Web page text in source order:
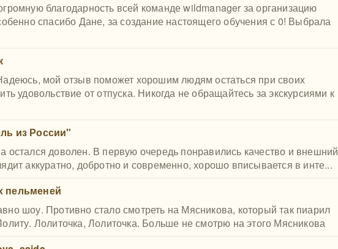
благодарность всей команде wildmanager за организацию
спасибо Дане, за создание настоящего обучения с 0! Выбрала
мой отзыв поможет хорошим людям остаться при своих
удовольствие от отпуска. Никогда не обращайтесь за экскурсиями к
из России"
остался доволен. В первую очередь понравились качество и внешний
аккуратно, добротно и современно, хорошо вписывается в инте...
пельменей
шоу. Противно стало смотреть на Мясникова, который так пиарил
Лолиточка, Лолиточка. Больше не смотрю на этого Мясникова